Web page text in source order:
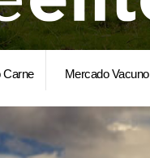
Carne Mercado Vacuno